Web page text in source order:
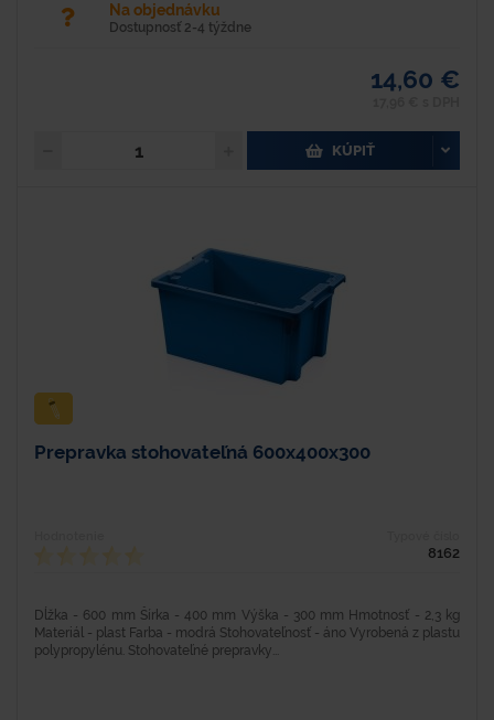
Na objednávku
Dostupnosť 2-4 týždne
14,60 €
KÚPIŤ
Prepravka stohovateľná 600x400x300
8162
Dĺžka - 600 mm Šírka - 400 mm Výška - 300 mm Hmotnosť - 2,3 kg
Materiál - plast Farba - modrá Stohovateľnosť - áno Vyrobená z plastu
polypropylénu. Stohovateľné prepravky...